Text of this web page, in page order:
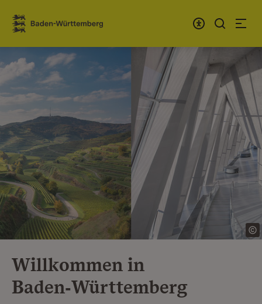
Zum Inhalt springen
Link zur Startseite
Willkommen in
Baden‑Württemberg